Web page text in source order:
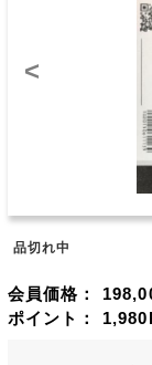
<
品切れ中
会員価格：
ポイント： 1,980